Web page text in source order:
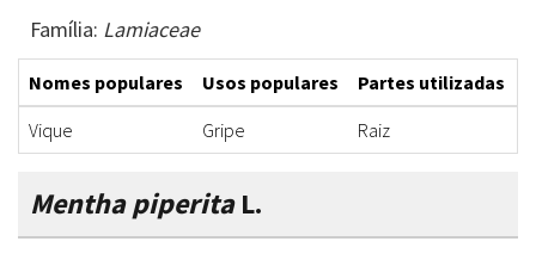
Família: Lamiaceae
Nomes populares Usos populares Partes utilizadas
Vique
Gripe Raiz
Mentha piperitaL.